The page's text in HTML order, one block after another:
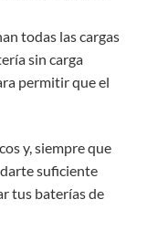
todas las cargas
sin carga
permitir que el
y, siempre que
suficiente
tus baterías de